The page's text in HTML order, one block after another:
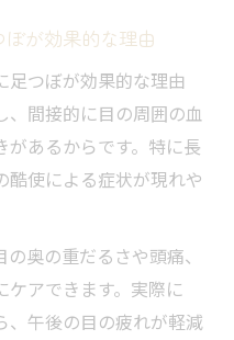
が効果的な理由
足つぼが効果的な理由
、間接的に目の周囲の血
あるからです。特に長
酷使による症状が現れや
奥の重だるさや頭痛、
アできます。実際に
、午後の目の疲れが軽減